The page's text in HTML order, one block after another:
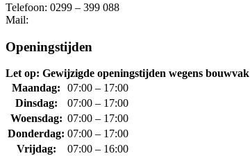
Telefoon: 0299 – 399 088
Mail:
Openingstijden
Let op: Gewijzigde openingstijden wegens bouwvak
Maandag:
07:00 – 17:00
Dinsdag:
07:00 – 17:00
Woensdag: 07:00 – 17:00
Donderdag: 07:00 – 17:00
Vrijdag:
07:00 – 16:00